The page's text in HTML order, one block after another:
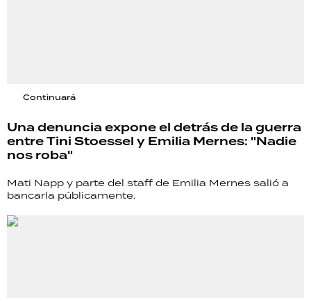
Continuará
Una denuncia expone el detrás de la guerra
entre Tini Stoessel y Emilia Mernes: "Nadie
nos roba"
Mati Napp y parte del staff de Emilia Mernes salió a
bancarla públicamente.